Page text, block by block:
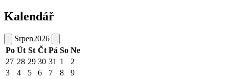
Kalendář
Srpen2026
Po Út St Čt Pá So Ne
27 28 29 30 31 1
2
3
4 5 6 7 8
9